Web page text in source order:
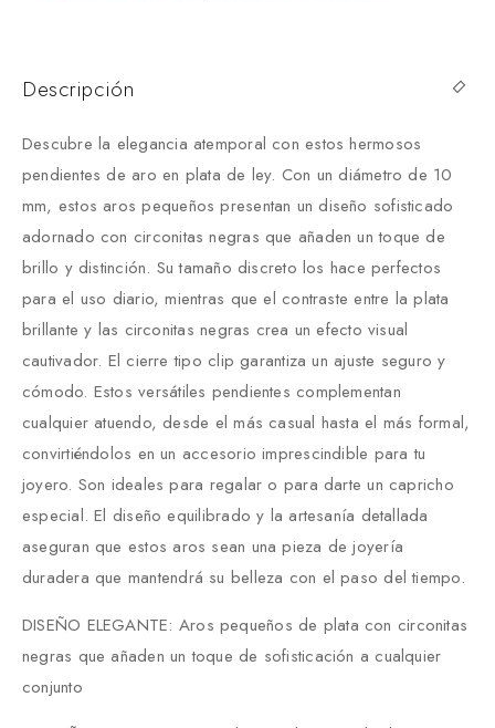
Descripción
Descubre la elegancia atemporal con estos hermosos
pendientes de aro en plata de ley. Con un diámetro de 10
mm, estos aros pequeños presentan un diseño sofisticado
adornado con circonitas negras que añaden un toque de
brillo y distinción. Su tamaño discreto los hace perfectos
para el uso diario, mientras que el contraste entre la plata
brillante y las circonitas negras crea un efecto visual
cautivador. El cierre tipo clip garantiza un ajuste seguro y
cómodo. Estos versátiles pendientes complementan
cualquier atuendo, desde el más casual hasta el más formal,
convirtiéndolos en un accesorio imprescindible para tu
joyero. Son ideales para regalar o para darte un capricho
especial. El diseño equilibrado y la artesanía detallada
aseguran que estos aros sean una pieza de joyería
duradera que mantendrá su belleza con el paso del tiempo.
DISEÑO ELEGANTE: Aros pequeños de plata con circonitas
negras que añaden un toque de sofisticación a cualquier
conjunto